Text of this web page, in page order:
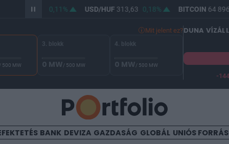
362,13 0,11% USD/HUF313,63 0,18% BITCOIN 64
Mit jelent ez?
/ 500 MW
3. blokk
0 MW/ 500 MW
4. blokk
0 MW/ 500 MW
DUNA
-
BANK DEVIZA GAZDASÁG GLOBÁL UNIÓS